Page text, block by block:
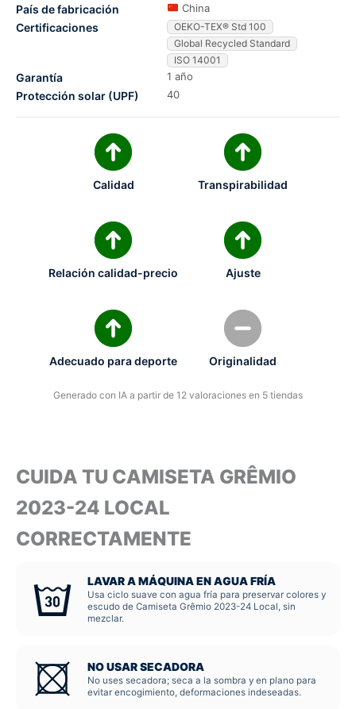
País de fabricación China
Certificaciones
OEKO-TEX® Std 100
Global Recycled Standard
ISO 14001
Garantía 1 año
Protección solar (UPF) 40
Calidad Transpirabilidad
Relación calidad-precio Ajuste
Adecuado para deporte Originalidad
Generado con IA a partir de 12 valoraciones en 5 tiendas
CUIDA TU CAMISETA GRÊMIO
2023-24 LOCAL
CORRECTAMENTE
LAVAR A MÁQUINA EN AGUA FRÍA
Usa ciclo suave con agua fría para preservar colores y
escudo de Camiseta Grêmio 2023-24 Local, sin
mezclar.
NO USAR SECADORA
No uses secadora; seca a la sombra y en plano para
evitar encogimiento, deformaciones indeseadas.